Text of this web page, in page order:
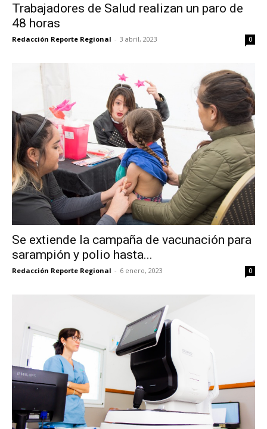
Trabajadores de Salud realizan un paro de
48 horas
Redacción Reporte Regional - 3 abril, 2023 0
Se extiende la campaña de vacunación para
sarampión y polio hasta...
Redacción Reporte Regional - 6 enero, 2023 0